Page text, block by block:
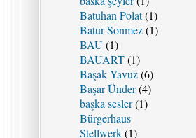
Batuhan Polat(1)
Batur Sonmez(1)
BAU (1)
BAUART(1)
Başak Yavuz(6)
Başar Ünder(4)
başka sesler(1)
Bürgerhaus
Stellwerk(1)